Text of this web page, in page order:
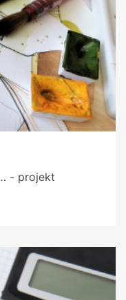
- projekt